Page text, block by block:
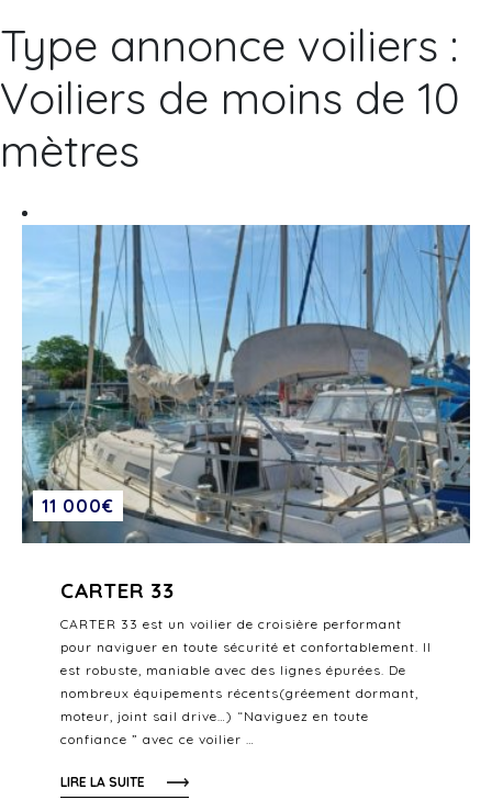
Type annonce voiliers :
Voiliers de moins de 10
mètres
11 000€
CARTER 33
CARTER 33 est un voilier de croisière performant
pour naviguer en toute sécurité et confortablement. Il
est robuste, maniable avec des lignes épurées. De
nombreux équipements récents(gréement dormant,
moteur, joint sail drive…) “Naviguez en toute
confiance ” avec ce voilier …
LIRE LA SUITE